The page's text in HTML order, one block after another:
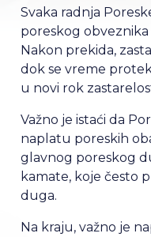
Svaka radnja
poreskog
Nakon prekida,
dok se vreme
u novi rok
Važno je istaći da
naplatu poreskih
glavnog poreskog
kamate, koje često
duga.
Na kraju, važno je